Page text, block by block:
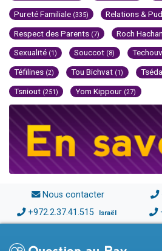
Pureté Familiale (335) Relations &
Respect des Parents (7) Roch
Sexualité (1) Souccot (8)
Téfilines (2) Tou Bichvat (1)
Tsniout (251) Yom Kippour (27)
Nous contacter
+972.2.37.41.515 Israël